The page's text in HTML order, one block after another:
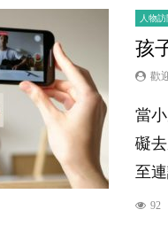
人物訪
孩
歡
當
礙
至
92